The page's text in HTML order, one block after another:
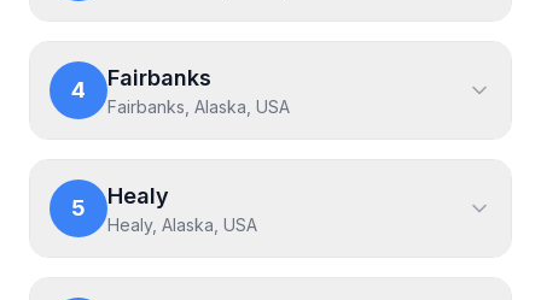
4 Fairbanks
Fairbanks, Alaska, USA
5 Healy
Healy, Alaska, USA